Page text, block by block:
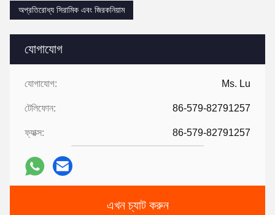
যোগাযোগ
যোগাযোগ: Ms. Lu
টেলিফোন: 86-579-82791257
ফ্যাক্স: 86-579-82791257
এখন চ্যাট করুন
অপ্রতিরোধ্য সিরামিক এবং জিরকনিয়াম